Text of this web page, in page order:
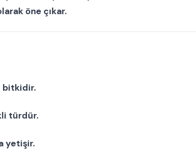
öne çıkar.
bitkidir.
türdür.
yetişir.